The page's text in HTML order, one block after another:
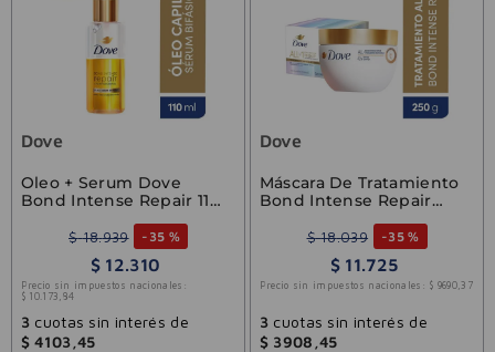
Dove
Oleo + Serum Dove
Bond Intense Repair 110
$ 18.939 - 35 %
$ 12.310
Precio sin impuestos nacionales:
$ 10.173 , 84
3cuotas sin interés de
$ 4103 45
Dove
Máscara De Tratamiento
Bond Intense Repair
$ 18.039 -35 %
$ 11.725
Precio sin impuestos nacionales: $ 9690,37
3cuotas sin interés de
$ 3908 45